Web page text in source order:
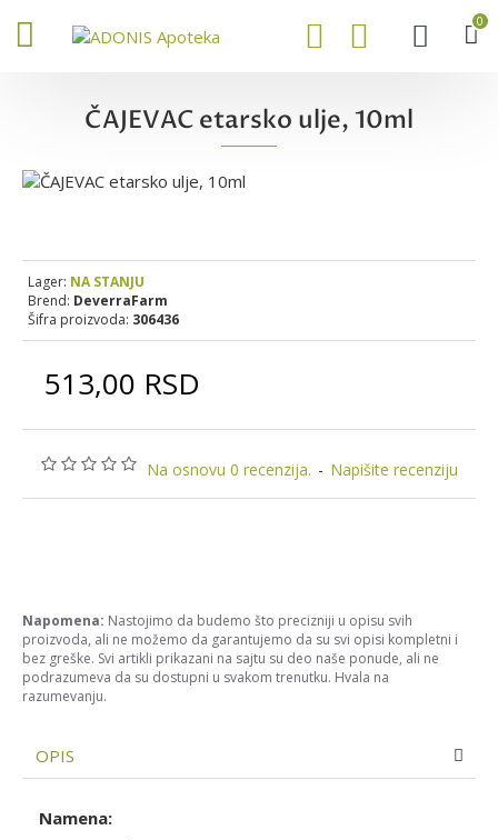
0
ČAJEVAC etarsko ulje, 10ml
Na osnovu 0 recenzija. - Napišite recenziju
513,00 RSD
Lager: NA STANJU
Brend: DeverraFarm
Šifra proizvoda: 306436
Napomena: Nastojimo da budemo što precizniji u opisu svih
proizvoda, ali ne možemo da garantujemo da su svi opisi kompletni i
bez greške. Svi artikli prikazani na sajtu su deo naše ponude, ali ne
podrazumeva da su dostupni u svakom trenutku. Hvala na
razumevanju.
OPIS
Namena: